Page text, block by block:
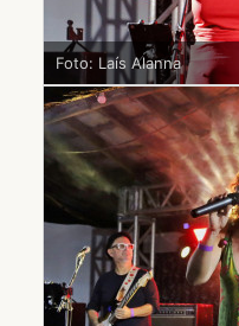
Foto: Laís Alanna